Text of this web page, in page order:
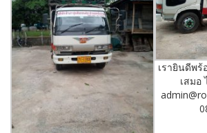
เรายินดีพ
เสมอ